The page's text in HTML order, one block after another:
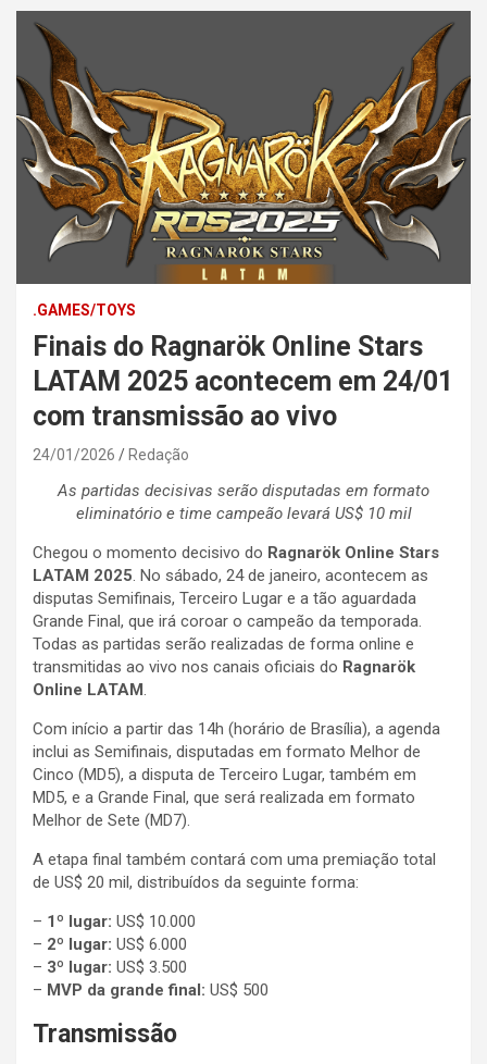
.GAMES/TOYS
Finais do Ragnarök Online Stars
LATAM 2025 acontecem em 24/01
com transmissão ao vivo
24/01/2026 Redação
As partidas decisivas serão disputadas em formato
eliminatório e time campeão levará US$ 10 mil
Chegou o momento decisivo do Ragnarök Online Stars
LATAM 2025. No sábado, 24 de janeiro, acontecem as
disputas Semifinais, Terceiro Lugar e a tão aguardada
Grande Final, que irá coroar o campeão da temporada.
Todas as partidas serão realizadas de forma online e
transmitidas ao vivo nos canais oficiais do Ragnarök
Online LATAM.
Com início a partir das 14h (horário de Brasília), a agenda
inclui as Semifinais, disputadas em formato Melhor de
Cinco (MD5), a disputa de Terceiro Lugar, também em
MD5, e a Grande Final, que será realizada em formato
Melhor de Sete (MD7).
A etapa final também contará com uma premiação total
de US$ 20 mil, distribuídos da seguinte forma:
– 1º lugar: US$ 10.000
– 2º lugar: US$ 6.000
– 3º lugar: US$ 3.500
– MVP da grande final: US$ 500
Transmissão